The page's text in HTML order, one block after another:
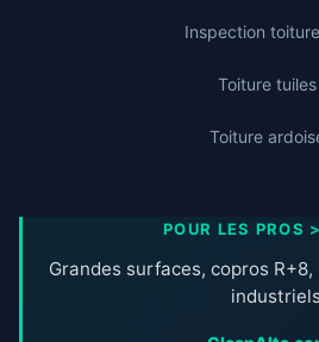
Inspection
Toiture tuiles
Toiture
POUR LES PROS
Grandes surfaces, copros